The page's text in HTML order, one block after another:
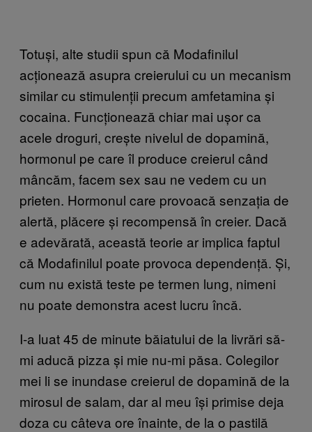
Totuși, alte studii spun că Modafinilul
acționează asupra creierului cu un mecanism
similar cu stimulenții precum amfetamina și
cocaina. Funcționează chiar mai ușor ca
acele droguri, crește nivelul de dopamină,
hormonul pe care îl produce creierul când
mâncăm, facem sex sau ne vedem cu un
prieten. Hormonul care provoacă senzația de
alertă, plăcere și recompensă în creier. Dacă
e adevărată, această teorie ar implica faptul
că Modafinilul poate provoca dependență. Și,
cum nu există teste pe termen lung, nimeni
nu poate demonstra acest lucru încă.
I-a luat 45 de minute băiatului de la livrări să-
mi aducă pizza și mie nu-mi păsa. Colegilor
mei li se inundase creierul de dopamină de la
mirosul de salam, dar al meu își primise deja
doza cu câteva ore înainte, de la o pastilă